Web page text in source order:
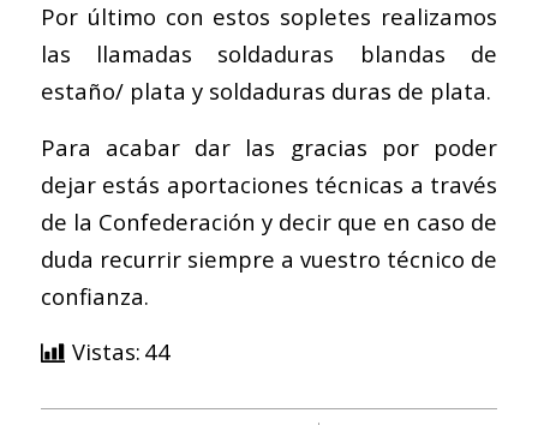
Por último con estos sopletes realizamos
las llamadas soldaduras blandas de
estaño/ plata y soldaduras duras de plata.
Para acabar dar las gracias por poder
dejar estás aportaciones técnicas a través
de la Confederación y decir que en caso de
duda recurrir siempre a vuestro técnico de
confianza.
Vistas: 44